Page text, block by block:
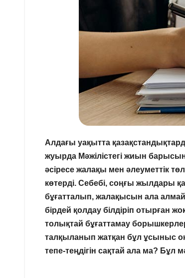
Алдағы уақытта
жуырда Мәжілістегі жиын
әсіресе жалақы мен әлеуметтік
көтерді. Себебі, соңғы жылдары
бұғатталып, жалақысын ала алмай
бірдей қолдау білдіріп отырған
толықтай бұғаттамау
талқыланып жатқан бұл ұсыныс
тепе-теңдігін сақтай ала ма? Бұл